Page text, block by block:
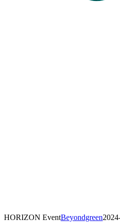
HORIZON EventBeyondgreen